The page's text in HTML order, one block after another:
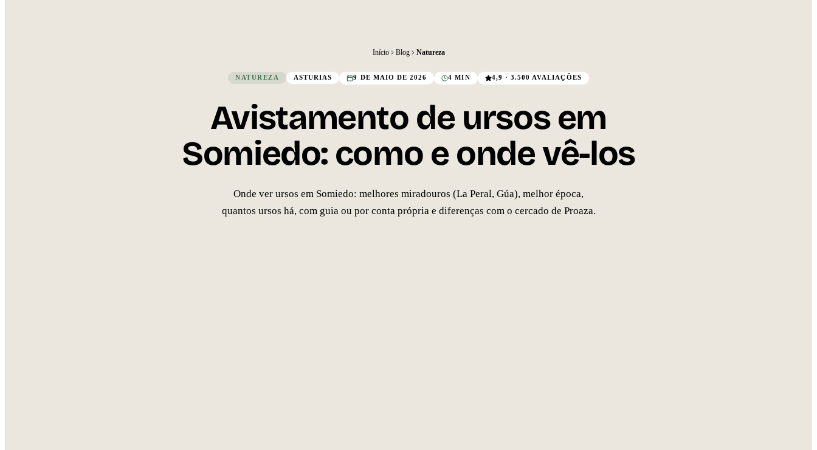
Início Blog Natureza
NATUREZA ASTURIAS 9 DE MAIO DE 2026 4 MIN 4,9 · 3.500 AVALIAÇÕES
Avistamento de ursos em
Somiedo: como e onde vê-los
Onde ver ursos em Somiedo: melhores miradouros (La Peral, Gúa), melhor época,
quantos ursos há, com guia ou por conta própria e diferenças com o cercado de Proaza.